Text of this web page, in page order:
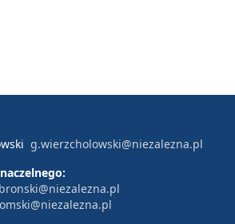
g.wierzcholowski@niezalezna.pl